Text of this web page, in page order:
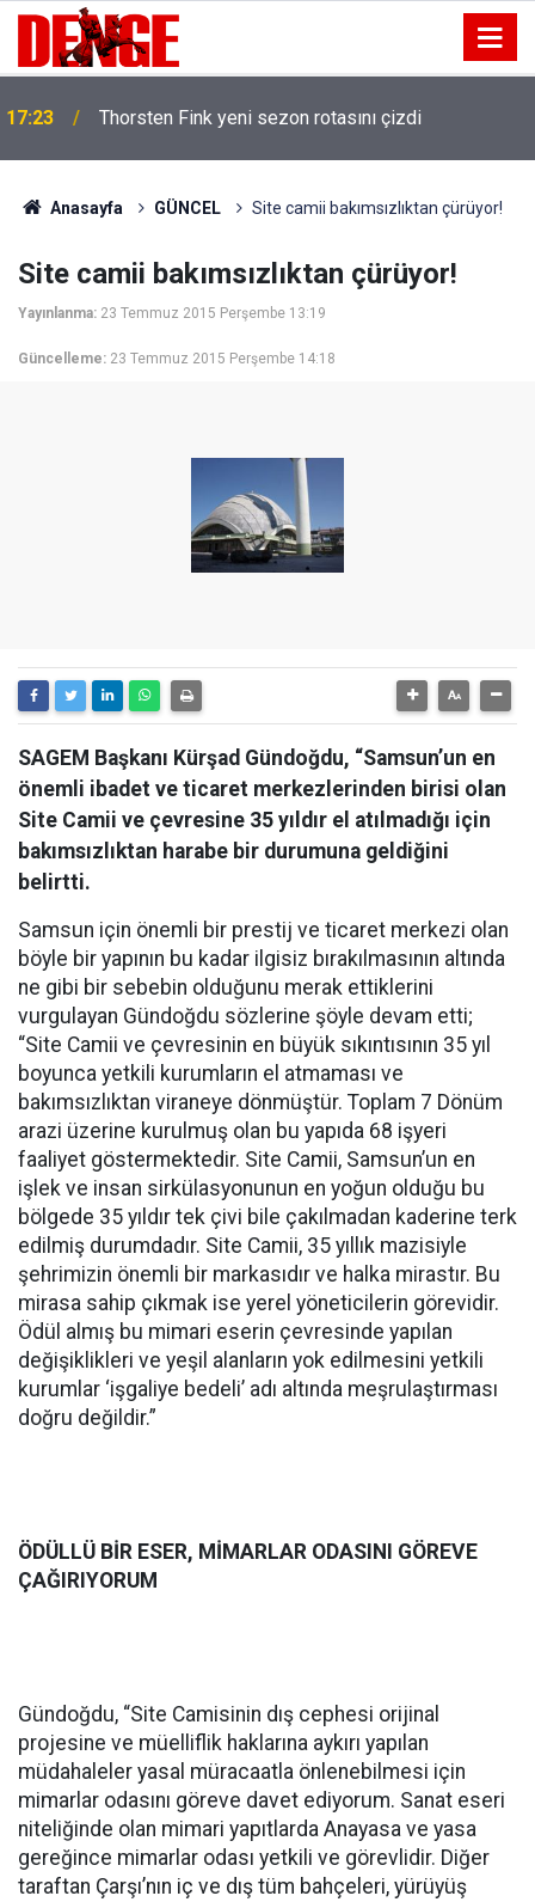
17:23 Thorsten Fink yeni sezon rotasını çizdi
Anasayfa GÜNCEL Site camii bakımsızlıktan çürüyor!
Site camii bakımsızlıktan çürüyor!
Yayınlanma: 23 Temmuz 2015 Perşembe 13:19
Güncelleme: 23 Temmuz 2015 Perşembe 14:18
SAGEM Başkanı Kürşad Gündoğdu, “Samsun’un en
önemli ibadet ve ticaret merkezlerinden birisi olan
Site Camii ve çevresine 35 yıldır el atılmadığı için
bakımsızlıktan harabe bir durumuna geldiğini
belirtti.
Samsun için önemli bir prestij ve ticaret merkezi olan
böyle bir yapının bu kadar ilgisiz bırakılmasının altında
ne gibi bir sebebin olduğunu merak ettiklerini
vurgulayan Gündoğdu sözlerine şöyle devam etti;
“Site Camii ve çevresinin en büyük sıkıntısının 35 yıl
boyunca yetkili kurumların el atmaması ve
bakımsızlıktan viraneye dönmüştür. Toplam 7 Dönüm
arazi üzerine kurulmuş olan bu yapıda 68 işyeri
faaliyet göstermektedir. Site Camii, Samsun’un en
işlek ve insan sirkülasyonunun en yoğun olduğu bu
bölgede 35 yıldır tek çivi bile çakılmadan kaderine terk
edilmiş durumdadır. Site Camii, 35 yıllık mazisiyle
şehrimizin önemli bir markasıdır ve halka mirastır. Bu
mirasa sahip çıkmak ise yerel yöneticilerin görevidir.
Ödül almış bu mimari eserin çevresinde yapılan
değişiklikleri ve yeşil alanların yok edilmesini yetkili
kurumlar ‘işgaliye bedeli’ adı altında meşrulaştırması
doğru değildir.”
ÖDÜLLÜ BİR ESER, MİMARLAR ODASINI GÖREVE
ÇAĞIRIYORUM
Gündoğdu, “Site Camisinin dış cephesi orijinal
projesine ve müelliflik haklarına aykırı yapılan
müdahaleler yasal müracaatla önlenebilmesi için
mimarlar odasını göreve davet ediyorum. Sanat eseri
niteliğinde olan mimari yapıtlarda Anayasa ve yasa
gereğince mimarlar odası yetkili ve görevlidir. Diğer
taraftan Çarşı’nın iç ve dış tüm bahçeleri, yürüyüş